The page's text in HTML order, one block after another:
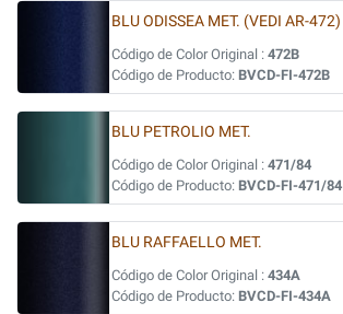
BLU ODISSEA MET. (VEDI AR-472)
Código de Color Original : 472B
Código de Producto: BVCD-FI-472B
BLU PETROLIO MET.
Código de Color Original : 471/84
Código de Producto: BVCD-FI-471/84
BLU RAFFAELLO MET.
Código de Color Original : 434A
Código de Producto: BVCD-FI-434A